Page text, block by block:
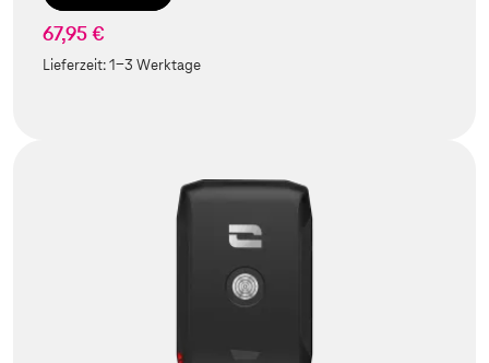
67,95 €
Lieferzeit:1-3 Werktage